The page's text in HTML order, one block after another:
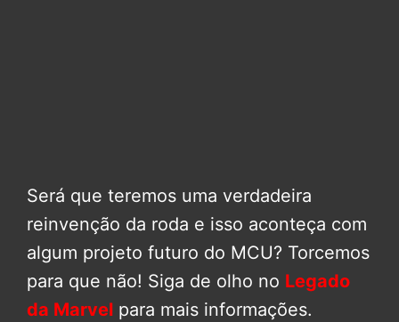
Será que teremos uma verdadeira
reinvenção da roda e isso aconteça com
algum projeto futuro do MCU? Torcemos
para que não! Siga de olho no Legado
da Marvel para mais informações.